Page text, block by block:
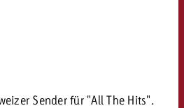
Sender für "All The Hits".